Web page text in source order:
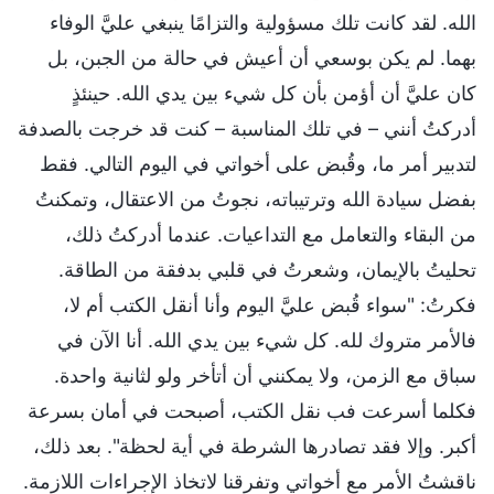
الله. لقد كانت تلك مسؤولية والتزامًا ينبغي عليَّ الوفاء
بهما. لم يكن بوسعي أن أعيش في حالة من الجبن، بل
كان عليَّ أن أؤمن بأن كل شيء بين يدي الله. حينئذٍ
أدركتُ أنني – في تلك المناسبة – كنت قد خرجت بالصدفة
لتدبير أمر ما، وقُبض على أخواتي في اليوم التالي. فقط
بفضل سيادة الله وترتيباته، نجوتُ من الاعتقال، وتمكنتُ
من البقاء والتعامل مع التداعيات. عندما أدركتُ ذلك،
تحليتُ بالإيمان، وشعرتُ في قلبي بدفقة من الطاقة.
فكرتُ: "سواء قُبض عليَّ اليوم وأنا أنقل الكتب أم لا،
فالأمر متروك لله. كل شيء بين يدي الله. أنا الآن في
سباق مع الزمن، ولا يمكنني أن أتأخر ولو لثانية واحدة.
فكلما أسرعت فب نقل الكتب، أصبحت في أمان بسرعة
أكبر. وإلا فقد تصادرها الشرطة في أية لحظة". بعد ذلك،
ناقشتُ الأمر مع أخواتي وتفرقنا لاتخاذ الإجراءات اللازمة.